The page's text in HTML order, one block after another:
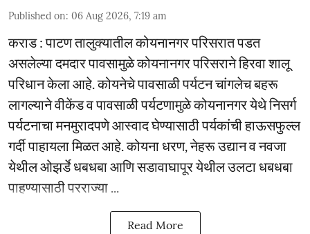
Published on: 06 Aug 2026, 7:19 am
कराड : पाटण तालुक्यातील कोयनानगर परिसरात पडत
असलेल्या दमदार पावसामुळे कोयनानगर परिसराने हिरवा शालू
परिधान केला आहे. कोयनेचे पावसाळी पर्यटन चांगलेच बहरू
लागल्याने वीकेंड व पावसाळी पर्यटणामुळे कोयनानगर येथे निसर्ग
पर्यटनाचा मनमुरादपणे आस्वाद घेण्यासाठी पर्यकांची हाऊसफुल्ल
गर्दी पाहायला मिळत आहे. कोयना धरण, नेहरू उद्यान व नवजा
येथील ओझर्डे धबधबा आणि सडावाघापूर येथील उलटा धबधबा
पाहण्यासाठी परराज्या ...
Read More